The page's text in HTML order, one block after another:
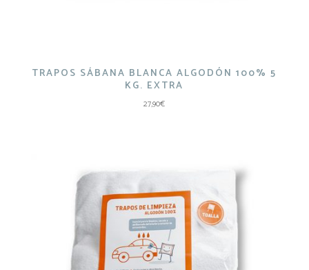
TRAPOS SÁBANA BLANCA ALGODÓN 100% 5
KG. EXTRA
27,90€